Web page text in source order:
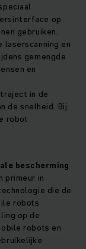
op
gebruiken.
laserscanning en
gemengde
en
in de
de snelheid. Bij
robot
bescherming
primeur in
die de
robots
op de
robots en